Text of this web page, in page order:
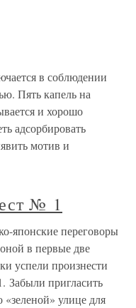
в соблюдении
Пять капель на
и хорошо
адсорбировать
мотив и
№ 1
японские переговоры
в первые две
успели произнести
Забыли пригласить
улице для